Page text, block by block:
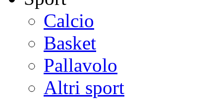
Calcio
Basket
Pallavolo
Altri sport